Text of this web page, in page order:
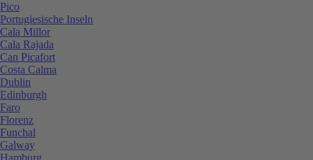
Pico
Portugiesische Inseln
Cala Millor
Cala Rajada
Can Picafort
Costa Calma
Dublin
Edinburgh
Faro
Florenz
Funchal
Galway
Hamburg